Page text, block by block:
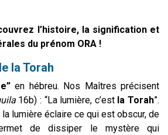
l’histoire, la signification et
du prénom ORA !
la Torah
en hébreu. Nos Maîtres précisent
16b) : “La lumière, c’est la Torah”.
lumière éclaire ce qui est obscur, de
de dissiper le mystère qui